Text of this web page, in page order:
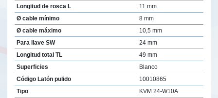
Longitud de rosca L
11 mm
Ø cable mínimo
8 mm
Ø cable máximo
10,5 mm
Para llave SW
24 mm
Longitud total TL
49 mm
Superficies
Blanco
Código Latón pulido
10010865
Tipo
KVM 24-W10A